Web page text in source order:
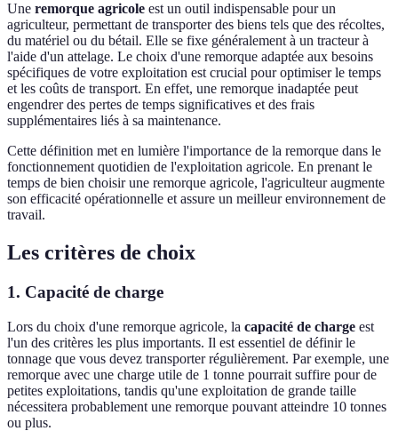
Une remorque agricole est un outil indispensable pour un
agriculteur, permettant de transporter des biens tels que des récoltes,
du matériel ou du bétail. Elle se fixe généralement à un tracteur à
l'aide d'un attelage. Le choix d'une remorque adaptée aux besoins
spécifiques de votre exploitation est crucial pour optimiser le temps
et les coûts de transport. En effet, une remorque inadaptée peut
engendrer des pertes de temps significatives et des frais
supplémentaires liés à sa maintenance.
Cette définition met en lumière l'importance de la remorque dans le
fonctionnement quotidien de l'exploitation agricole. En prenant le
temps de bien choisir une remorque agricole, l'agriculteur augmente
son efficacité opérationnelle et assure un meilleur environnement de
travail.
Les critères de choix
1. Capacité de charge
Lors du choix d'une remorque agricole, la capacité de charge est
l'un des critères les plus importants. Il est essentiel de définir le
tonnage que vous devez transporter régulièrement. Par exemple, une
remorque avec une charge utile de 1 tonne pourrait suffire pour de
petites exploitations, tandis qu'une exploitation de grande taille
nécessitera probablement une remorque pouvant atteindre 10 tonnes
ou plus.